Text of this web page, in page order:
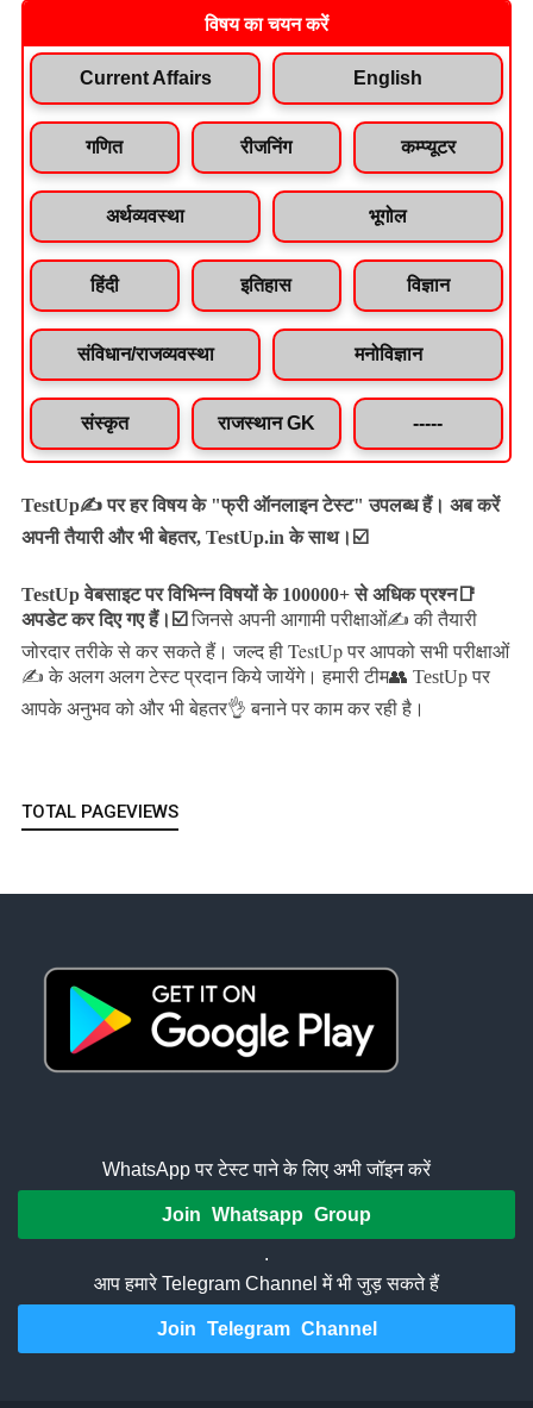
विषय का चयन करें
Current Affairs English
गणित रीजनिंग कम्प्यूटर
अर्थव्यवस्था भूगोल
हिंदी इतिहास विज्ञान
संविधान/राजव्यवस्था मनोविज्ञान
संस्कृत राजस्थान GK -----
TestUp✍️ पर हर विषय के "फ्री ऑनलाइन टेस्ट" उपलब्ध हैं। अब करें
अपनी तैयारी और भी बेहतर, TestUp.in के साथ।☑️
TestUp वेबसाइट पर विभिन्न विषयों के 100000+ से अधिक प्रश्न📑
अपडेट कर दिए गए हैं। ☑️ जिनसे अपनी आगामी परीक्षाओं✍️ की तैयारी
जोरदार तरीके से कर सकते हैं।जल्द ही TestUp पर आपको सभी परीक्षाओं
✍️ के अलग अलग टेस्ट प्रदान किये जायेंगे। हमारी टीम👥 TestUp पर
आपके अनुभव को और भी बेहतर👌 बनाने पर काम कर रही है।
TOTAL PAGEVIEWS
WhatsApp पर टेस्ट पाने के लिए अभी जॉइन करें
Join Whatsapp Group
.
आप हमारे Telegram Channel में भी जुड़ सकते हैं
Join Telegram Channel